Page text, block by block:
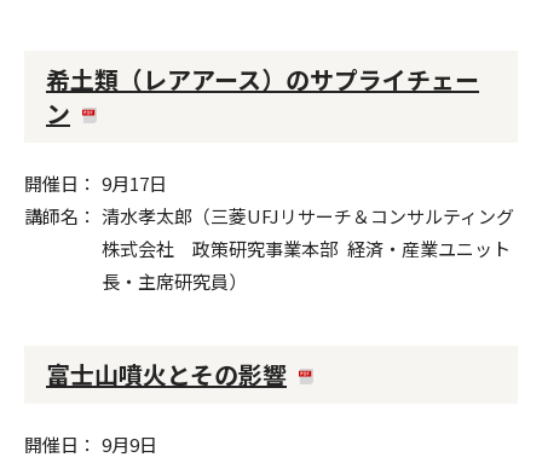
希土類（レアアース）のサプライチェー
ン
開催日
9月17日
講師名
清水孝太郎（三菱UFJリサーチ＆コンサルティング
株式会社 政策研究事業本部 経済・産業ユニット
長・主席研究員）
富士山噴火とその影響
開催日
9月9日